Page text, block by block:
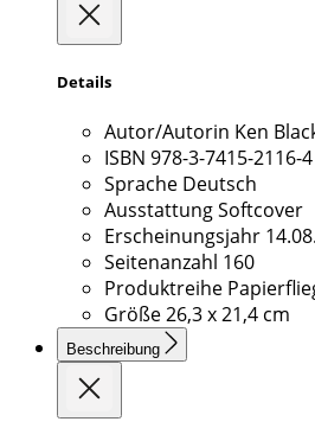
Details
Autor/Autorin Ken
ISBN 978-3-7415-2116-4
Sprache Deutsch
AusstattungSoftcover
Erscheinungsjahr
Seitenanzahl 160
Produktreihe
Größe26,3 x 21,4 cm
Beschreibung